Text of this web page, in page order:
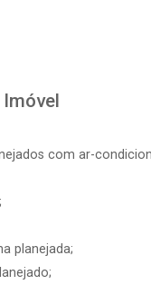
com ar-
planejada;